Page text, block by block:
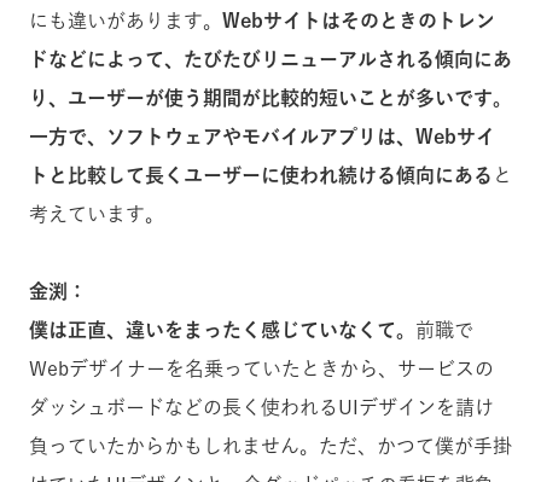
にも違いがあります。 Webサイトはそのときのトレン
ドなどによって、たびたびリニューアルされる傾向にあ
り、ユーザーが使う期間が比較的短いことが多いです。
一方で、ソフトウェアやモバイルアプリは、Webサイ
トと比較して長くユーザーに使われ続ける傾向にある と
考えています。
金渕：
僕は正直、違いをまったく感じていなくて。 前職で
Webデザイナーを名乗っていたときから、サービスの
ダッシュボードなどの長く使われるUIデザインを請け
負っていたからかもしれません。ただ、かつて僕が手掛